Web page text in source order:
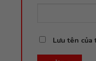
Lưu tên